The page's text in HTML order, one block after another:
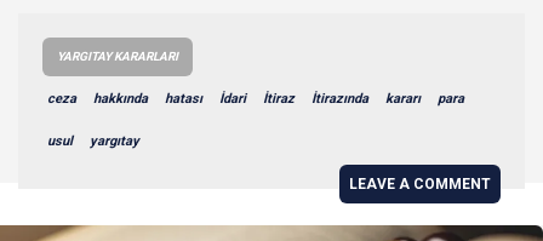
YARGITAY KARARLARI
ceza hakkında hatası İdari İtiraz İtirazında kararı para
usul yargıtay
LEAVE A COMMENT